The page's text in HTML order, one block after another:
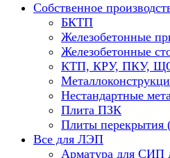
Собственное
БКТП
Железобетонные
Железобетонные
КТП, КРУ, ПКУ,
Нестандартные
Плита ПЗК
Плиты
Все для ЛЭП
Арматура для СИП